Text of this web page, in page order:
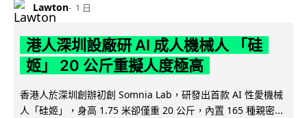
Lawton 1 日
港人深圳設廠研 AI 成人機械人 「硅
姬」 20 公斤重擬人度極高
香港人於深圳創辦初創 Somnia Lab，研發出首款 AI 性愛機械
人「硅姬」，身高 1.75 米卻僅重 20 公斤，內置 165 種親密...